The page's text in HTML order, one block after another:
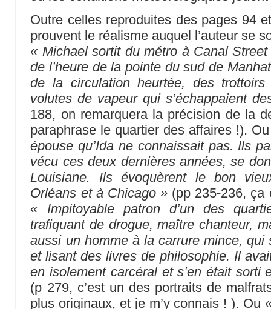
Outre celles reproduites des pages 94
prouvent le réalisme auquel l’auteur se
« Michael sortit du métro à Canal
de l’heure de la pointe du sud de
de la circulation heurtée, des
volutes de vapeur qui s’échappaient
188, on remarquera la précision de la
paraphrase le quartier des affaires !).
épouse qu’Ida ne connaissait pas. Ils
vécu ces deux dernières années, se
Louisiane. Ils évoquèrent le bon
Orléans et à Chicago » (pp 235-236, ça
« Impitoyable patron d’un des
trafiquant de drogue, maître chanteur,
aussi un homme à la carrure mince, qui
et lisant des livres de philosophie. Il
en isolement carcéral et s’en était sorti
(p 279, c’est un des portraits de
plus originaux, et je m’y connais ! ). Ou